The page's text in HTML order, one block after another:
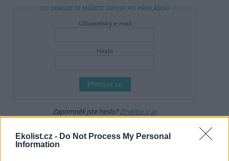
Ekolist.cz - Do Not Process My Personal
Information
DO DISKUZE SE MŮŽETE ZAPOJIT PO PŘIHLÁŠENÍ
Uživatelský e-mail
Heslo
Zapomněli jste heslo?Změňte si je.
Přihlásit se mohou jen ti, kteří se jižzaregistrovali.
PH
Pavel Hanzl 7.6.2026 19:56